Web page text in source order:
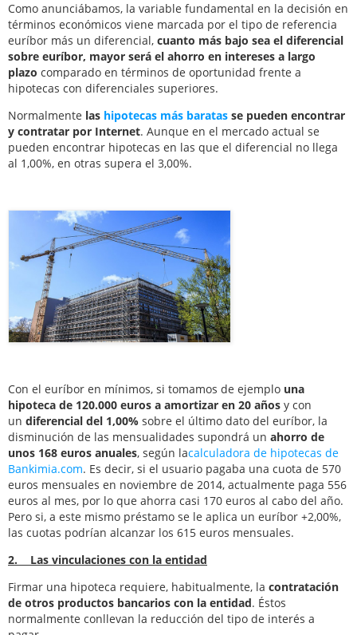
Como anunciábamos, la variable fundamental en la decisión en
términos económicos viene marcada por el tipo de referencia
euríbor más un diferencial, cuanto más bajo sea el diferencial
sobre euríbor, mayor será el ahorro en intereses a largo
plazo comparado en términos de oportunidad frente a
hipotecas con diferenciales superiores.
Normalmente las hipotecas más baratas se pueden encontrar
y contratar por Internet. Aunque en el mercado actual se
pueden encontrar hipotecas en las que el diferencial no llega
al 1,00%, en otras supera el 3,00%.
Con el euríbor en mínimos, si tomamos de ejemplo una
hipoteca de 120.000 euros a amortizar en 20 años y con
un diferencial del 1,00% sobre el último dato del euríbor, la
disminución de las mensualidades supondrá un ahorro de
unos 168 euros anuales, según lacalculadora de hipotecas de
Bankimia.com. Es decir, si el usuario pagaba una cuota de 570
euros mensuales en noviembre de 2014, actualmente paga 556
euros al mes, por lo que ahorra casi 170 euros al cabo del año.
Pero si, a este mismo préstamo se le aplica un euríbor +2,00%,
las cuotas podrían alcanzar los 615 euros mensuales.
2. Las vinculaciones con la entidad
Firmar una hipoteca requiere, habitualmente, la contratación
de otros productos bancarios con la entidad. Éstos
normalmente conllevan la reducción del tipo de interés a